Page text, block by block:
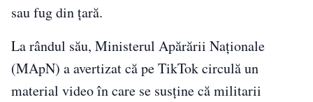
sau fug din ţară.
La rândul său, Ministerul Apărării Naţionale
(MApN) a avertizat că pe TikTok circulă un
material video în care se susţine că militarii